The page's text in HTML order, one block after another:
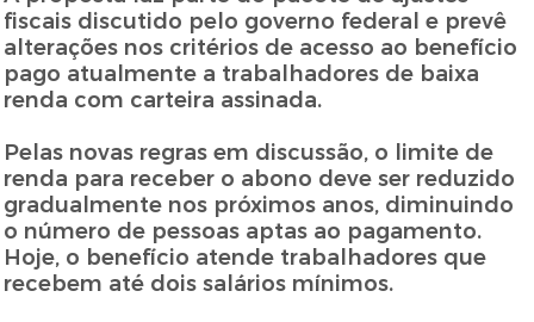
fiscais discutido pelo governo federal e prevê
alterações nos critérios de acesso ao benefício
pago atualmente a trabalhadores de baixa
renda com carteira assinada.
Pelas novas regras em discussão, o limite de
renda para receber o abono deve ser reduzido
gradualmente nos próximos anos, diminuindo
o número de pessoas aptas ao pagamento.
Hoje, o benefício atende trabalhadores que
recebem até dois salários mínimos.